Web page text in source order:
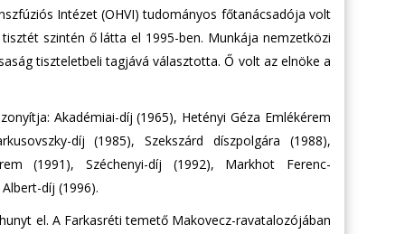
Intézet (OHVI) tudományos főtanácsadója volt
szintén ő látta el 1995-ben. Munkája nemzetközi
tiszteletbeli tagjává választotta. Ő volt az elnöke a
Akadémiai-díj (1965), Hetényi Géza Emlékérem
díj (1985), Szekszárd dísz­polgára (1988),
(1991), Széchenyi-díj (1992), Markhot Ferenc-
díj (1996).
el. A Farkasréti temető Makovecz-ravatalozójában